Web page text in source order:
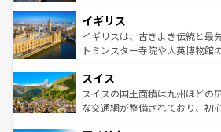
いる。シャンパンの発祥地であ
香り高いラベンダー畑など、多
らに、パリ以外の地域にも魅力
れる地方に足を運ぶとそれぞれ
きるだろう。 なお、新着
を参照してほしい。
顔を持つこの国は、どこを歩い
ルリンの文化的活気、バイエル
してライン川沿いのワイン畑と
は、お酒好きな人にはぜひ体験してほしい
ドイツ情報はコンテンツ一覧を
イギリス
イギリスは、古きよき伝統と最
トミンスター寺院や大英博物館
リアごとに異なる魅力がある。
ティー、ビール好きにはたまら
戦など、本場だからこそできる
スイス
スイスの国土面積は九州ほどの
な交通網が整備されており、初